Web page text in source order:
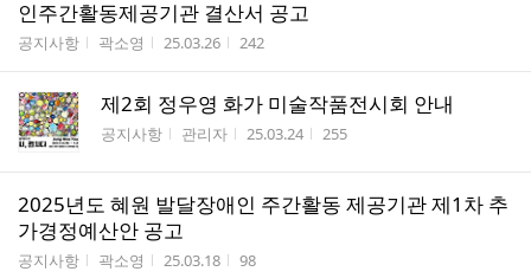
인주간활동제공기관 결산서 공고
게시판명
공지사항 작성자
곽소영 작성시간
25.03.26 조회수
242
제2회 정우영 화가 미술작품전시회 안내
게시판명
공지사항 작성자
관리자 작성시간
25.03.24 조회수
255
2025년도 혜원 발달장애인 주간활동 제공기관 제1차 추
가경정예산안 공고
게시판명
공지사항 작성자
곽소영 작성시간
25.03.18 조회수
98